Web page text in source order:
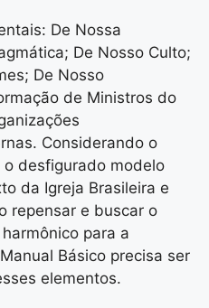
De Nossa
De Nosso Culto;
De Nosso
de Ministros do
Considerando o
desfigurado modelo
da Igreja Brasileira e
repensar e buscar o
para a
Básico precisa ser
elementos.